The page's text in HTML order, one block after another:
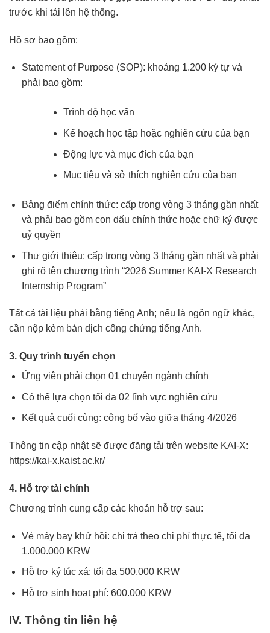
trước khi tải lên hệ thống.
Hồ sơ bao gồm:
Statement of Purpose (SOP): khoảng 1.200 ký tự và
phải bao gồm:
Trình độ học vấn
Kế hoạch học tập hoặc nghiên cứu của bạn
Động lực và mục đích của bạn
Mục tiêu và sở thích nghiên cứu của bạn
Bảng điểm chính thức: cấp trong vòng 3 tháng gần nhất
và phải bao gồm con dấu chính thức hoặc chữ ký được
uỷ quyền
Thư giới thiệu: cấp trong vòng 3 tháng gần nhất và phải
ghi rõ tên chương trình “2026 Summer KAI-X Research
Internship Program”
Tất cả tài liệu phải bằng tiếng Anh; nếu là ngôn ngữ khác,
cần nộp kèm bản dịch công chứng tiếng Anh.
3. Quy trình tuyển chọn
Ứng viên phải chọn 01 chuyên ngành chính
Có thể lựa chọn tối đa 02 lĩnh vực nghiên cứu
Kết quả cuối cùng: công bố vào giữa tháng 4/2026
Thông tin cập nhật sẽ được đăng tải trên website KAI-X:
https://kai-x.kaist.ac.kr/
4. Hỗ trợ tài chính
Chương trình cung cấp các khoản hỗ trợ sau:
Vé máy bay khứ hồi: chi trả theo chi phí thực tế, tối đa
1.000.000 KRW
Hỗ trợ ký túc xá: tối đa 500.000 KRW
Hỗ trợ sinh hoạt phí: 600.000 KRW
IV. Thông tin liên hệ